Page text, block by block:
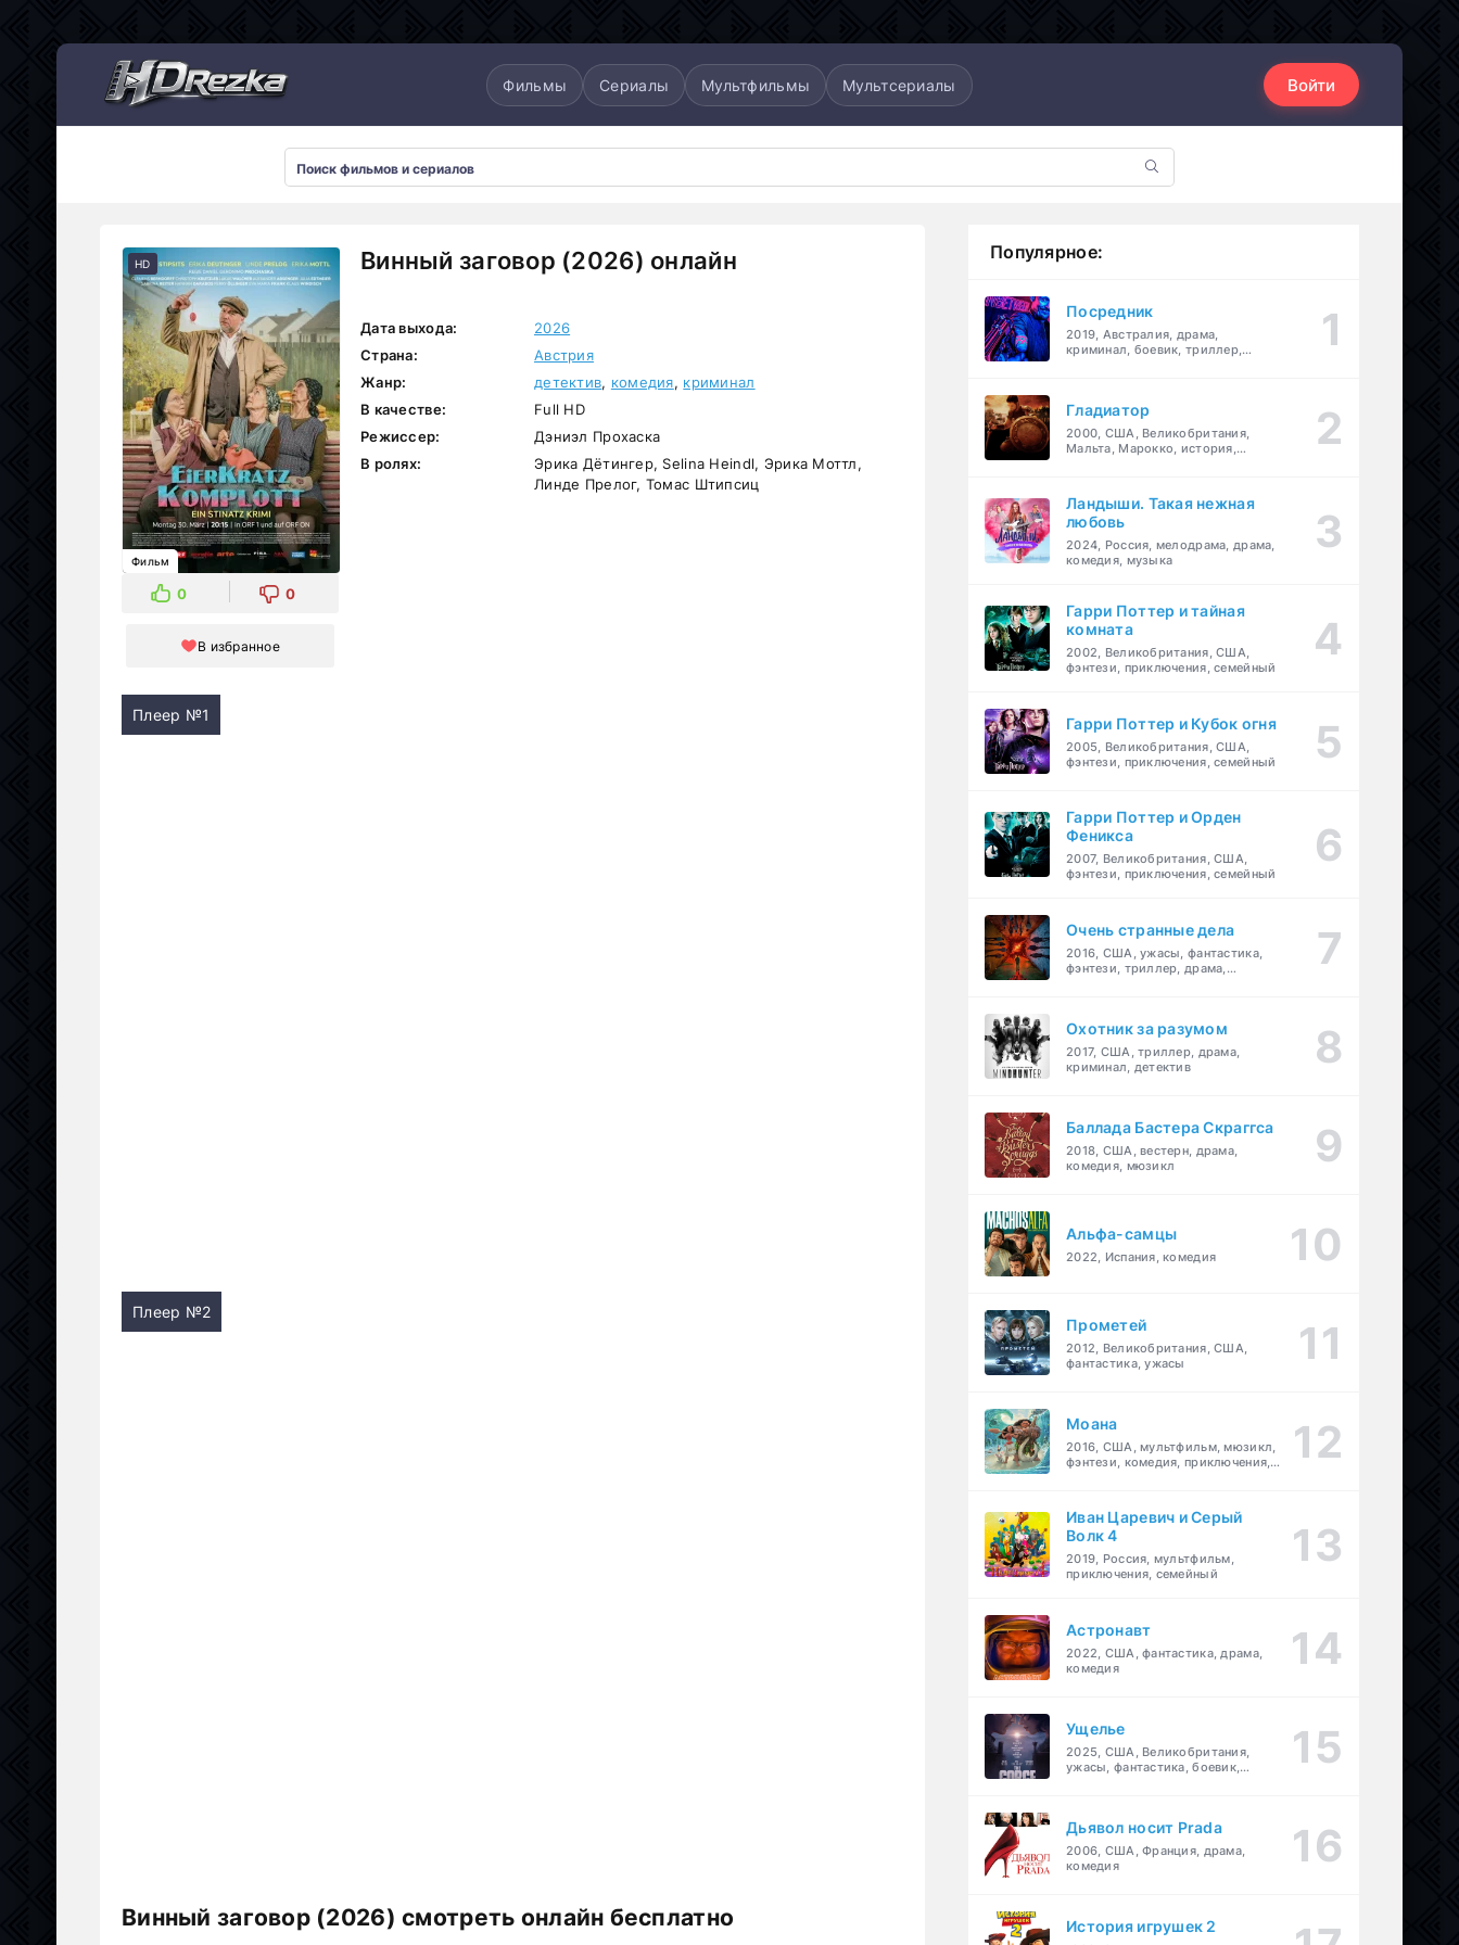
Фильмы Сериалы Мультфильмы Мультсериалы Войти
Винный заговор (2026) онлайн
HD
Фильм
0 0
В избранное
Дата выхода:
2026
Страна:
Австрия
Жанр:
детектив, комедия, криминал
В качестве:
Full HD
Режиссер:
Дэниэл Прохаска
В ролях:
Эрика Дётингер, Selina Heindl, Эрика Моттл,
Линде Прелог, Томас Штипсиц
Плеер №1
Плеер №2
Винный заговор (2026) смотреть онлайн бесплатно
Популярное:
Посредник
2019, Австралия, драма,
криминал, боевик, триллер,
Гладиатор
2000, США, Великобритания,
Мальта, Марокко, история,
Ландыши. Такая нежная
любовь
2024, Россия, мелодрама, драма,
комедия, музыка
Гарри Поттер и тайная
комната
2002, Великобритания, США,
фэнтези, приключения, семейный
Гарри Поттер и Кубок огня
2005, Великобритания, США,
фэнтези, приключения, семейный
Гарри Поттер и Орден
Феникса
2007, Великобритания, США,
фэнтези, приключения, семейный
Очень странные дела
2016, США, ужасы, фантастика,
фэнтези, триллер, драма,
Охотник за разумом
2017, США, триллер, драма,
криминал, детектив
Баллада Бастера Скраггса
2018, США, вестерн, драма,
комедия, мюзикл
Альфа-самцы
2022, Испания, комедия
Прометей
2012, Великобритания, США,
фантастика, ужасы
Моана
2016, США, мультфильм, мюзикл,
фэнтези, комедия, приключения,
Иван Царевич и Серый
Волк 4
2019, Россия, мультфильм,
приключения, семейный
Астронавт
2022, США, фантастика, драма,
комедия
Ущелье
2025, США, Великобритания,
ужасы, фантастика, боевик,
Дьявол носит Prada
2006, США, Франция, драма,
комедия
История игрушек 2
Мультсериалы